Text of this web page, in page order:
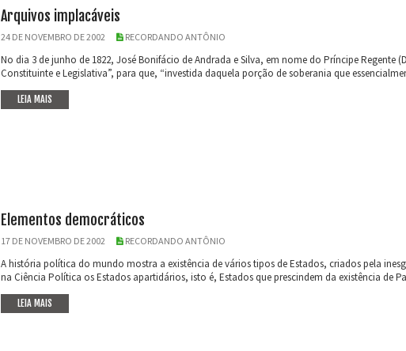
Arquivos implacáveis
24 DE NOVEMBRO DE 2002 RECORDANDO ANTÔNIO
No dia 3 de junho de 1822, José Bonifácio de Andrada e Silva, em nome do Príncipe Regente
Constituinte e Legislativa”, para que, “investida daquela porção de soberania que
LEIA MAIS
Elementos democráticos
17 DE NOVEMBRO DE 2002 RECORDANDO ANTÔNIO
A história política do mundo mostra a existência de vários tipos de Estados, criados pela
na Ciência Política os Estados apartidários, isto é, Estados que prescindem da existência de
LEIA MAIS